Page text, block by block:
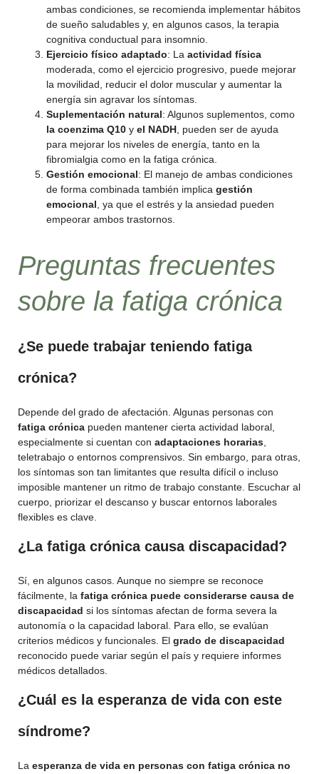
ambas condiciones, se recomienda implementar hábitos
de sueño saludables y, en algunos casos, la terapia
cognitiva conductual para insomnio.
Ejercicio físico adaptado: La actividad física
moderada, como el ejercicio progresivo, puede mejorar
la movilidad, reducir el dolor muscular y aumentar la
energía sin agravar los síntomas.
Suplementación natural: Algunos suplementos, como
la coenzima Q10 y el NADH , pueden ser de ayuda
para mejorar los niveles de energía, tanto en la
fibromialgia como en la fatiga crónica.
Gestión emocional: El manejo de ambas condiciones
de forma combinada también implica gestión
emocional , ya que el estrés y la ansiedad pueden
empeorar ambos trastornos.
Preguntas frecuentes
sobre la fatiga crónica
¿Se puede trabajar teniendo fatiga
crónica?
Depende del grado de afectación. Algunas personas con
fatiga crónica pueden mantener cierta actividad laboral,
especialmente si cuentan con adaptaciones horarias
teletrabajo o entornos comprensivos. Sin embargo, para otras,
los síntomas son tan limitantes que resulta difícil o incluso
imposible mantener un ritmo de trabajo constante. Escuchar al
cuerpo, priorizar el descanso y buscar entornos laborales
flexibles es clave.
¿La fatiga crónica causa discapacidad?
Sí, en algunos casos. Aunque no siempre se reconoce
fácilmente, la fatiga crónica puede considerarse causa de
discapacidad si los síntomas afectan de forma severa la
autonomía o la capacidad laboral. Para ello, se evalúan
criterios médicos y funcionales. El grado de discapacidad
reconocido puede variar según el país y requiere informes
médicos detallados.
¿Cuál es la esperanza de vida con este
síndrome?
La esperanza de vida en personas con fatiga crónica no